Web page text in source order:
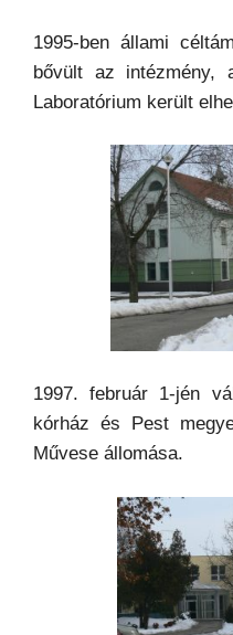
1995-ben állami
bővült az intézmény,
Laboratórium került
1997. február 1-jén
kórház és Pest
Művese állomása.